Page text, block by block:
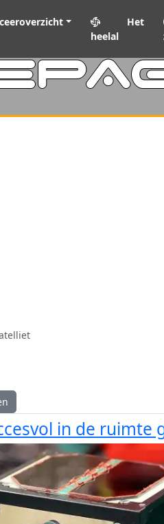
Het
heelal
in de ruimte